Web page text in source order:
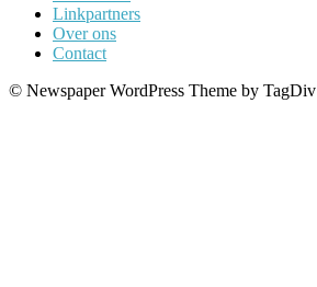
Linkpartners
Over ons
Contact
© Newspaper WordPress Theme by TagDiv